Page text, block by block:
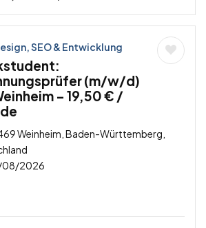
SEO & Entwicklung
(m/w/d)
– 19,50 € /
Weinheim, Baden-Württemberg,
2026